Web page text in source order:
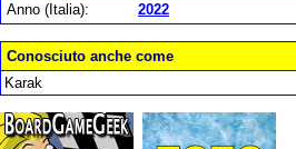
Anno (Italia):
2022
Conosciuto anche come
Karak